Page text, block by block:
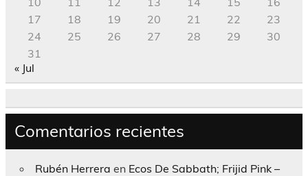
17
18 19 20 21 22
23
24
25 26 27 28 29
30
31
« Jul
Comentarios recientes
Rubén Herrera en Ecos De Sabbath; Frijid Pink –